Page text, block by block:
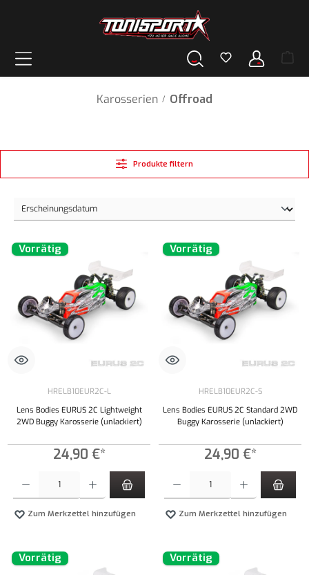
Karosserien / Offroad
Produkte filtern
Vorrätig
HRELB10EUR2C-L
Lens Bodies EURUS 2C Lightweight
2WD Buggy Karosserie (unlackiert)
24,90 €*
Zum Merkzettel hinzufügen
Vorrätig
HRELB10EUR2C-S
Lens Bodies EURUS 2C Standard 2WD
Buggy Karosserie (unlackiert)
24,90 €*
Zum Merkzettel hinzufügen
Vorrätig Vorrätig